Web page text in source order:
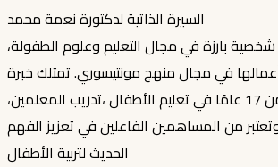
السيرة الذاتية لدكتورة نعمة محمد
بارزة في مجال التعليم وعلوم الطفولة،
في مجال منهج مونتيسوري. تمتلك خبرة
واسعة تمتد لأكثر من 17 عامًا في تعليم الأطفال ،تدريب المعلمين،
من المساهمين الفاعلين في تعزيز الفهم
الحديث لتربية الأطفال